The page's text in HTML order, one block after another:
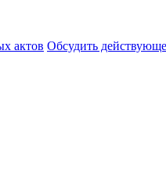
актов Обсудить